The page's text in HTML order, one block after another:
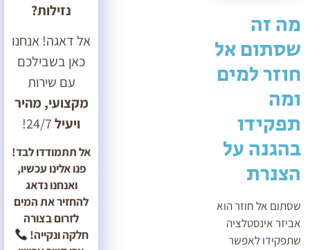
מה זה
שסתום אל
חוזר למים
ומה
תפקידו
בהגנה על
הצנרת
שסתום אל חוזר הוא
אביזר אינסטלציה
שתפקידו לאפשר
נזילות?
אל דאגה! אנחנו
כאן בשבילכם
עם שירות
מקצועי, מהיר
ויעיל24/7!
אל תתמודדו לבד!
פנו אלינו עכשיו,
ואנחנו נדאג
להחזיר את המים
לזרום בצורה
חלקה ונקייה!